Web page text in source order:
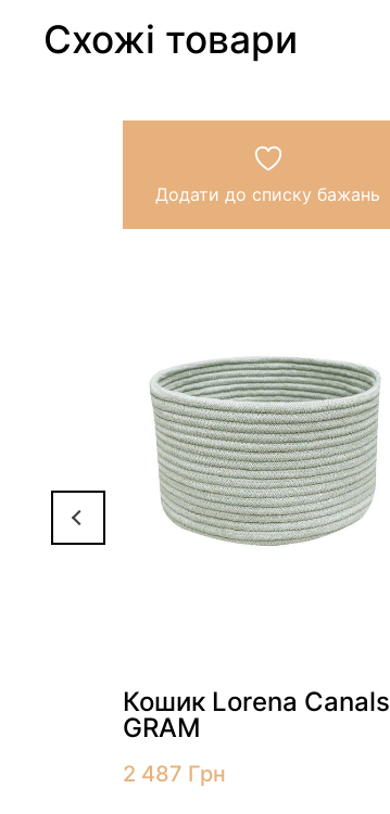
Схожі товари
Додати до списку бажань
Кошик Lorena Canals
GRAM
2 487 Грн